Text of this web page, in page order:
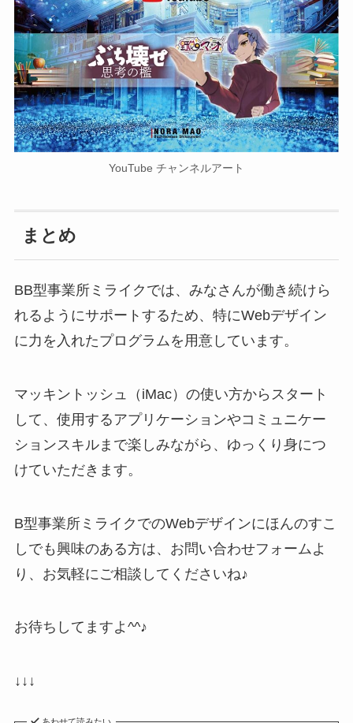
YouTube チャンネルアート
まとめ
BB型事業所ミライクでは、みなさんが働き続けら
れるようにサポートするため、特にWebデザイン
に力を入れたプログラムを用意しています。
マッキントッシュ（iMac）の使い方からスタート
して、使用するアプリケーションやコミュニケー
ションスキルまで楽しみながら、ゆっくり身につ
けていただきます。
B型事業所ミライクでのWebデザインにほんのすこ
しでも興味のある方は、お問い合わせフォームよ
り、お気軽にご相談してくださいね♪
お待ちしてますよ^^♪
↓↓↓